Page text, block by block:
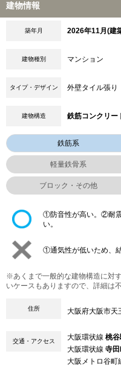
建物情報
築年月 2026年11月(建
建物種別 マンション
タイプ・デザイン 外壁タイル張り
建物構造 鉄筋コンクリー
鉄筋系
軽量鉄骨系
ブロック・その他
①防音性が高い。②耐
い。
①通気性が低いため、
※あくまで一般的な建物構造に対
いケースもありますので、詳細は
住所 大阪府大阪市天
交通・アクセス 大阪環状線 桃
大阪環状線 寺
大阪メトロ谷町